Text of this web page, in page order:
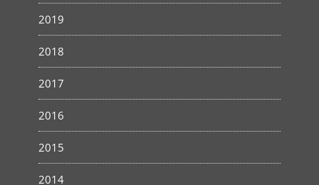
2019
2018
2017
2016
2015
2014